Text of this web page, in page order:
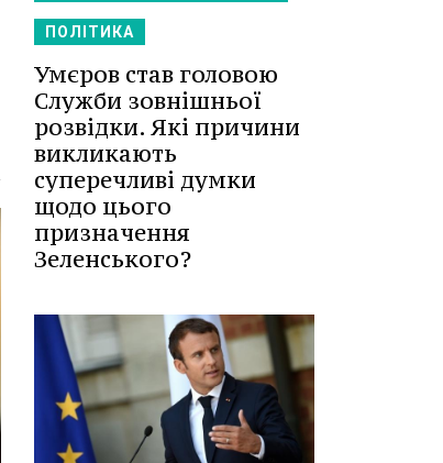
ПОЛІТИКА
Умєров став головою
Служби зовнішньої
розвідки. Які причини
викликають
суперечливі думки
щодо цього
призначення
Зеленського?